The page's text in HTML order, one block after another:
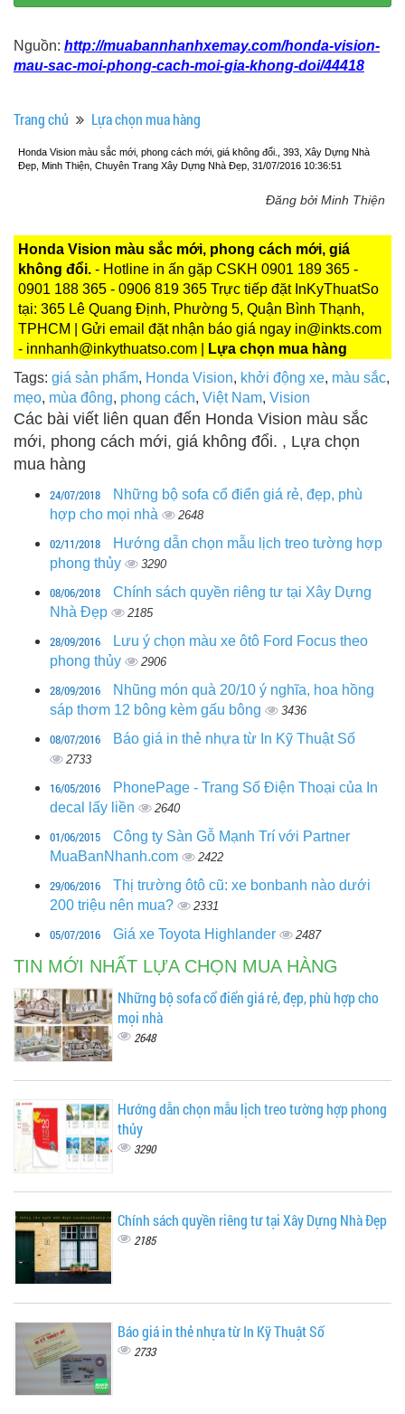
Nguồn: http://muabannhanhxemay.com/honda-vision-
mau-sac-moi-phong-cach-moi-gia-khong-doi/44418
Trang chủ Lựa chọn mua hàng
Honda Vision màu sắc mới, phong cách mới, giá không đổi., 393, Xây Dựng Nhà
Đẹp, Minh Thiện, Chuyên Trang Xây Dựng Nhà Đẹp, 31/07/2016 10:36:51
Đăng bởi Minh Thiện
Honda Vision màu sắc mới, phong cách mới, giá
không đổi. - Hotline in ấn gặp CSKH 0901 189 365 -
0901 188 365 - 0906 819 365 Trực tiếp đặt InKyThuatSo
tại: 365 Lê Quang Định, Phường 5, Quận Bình Thạnh,
TPHCM | Gửi email đặt nhận báo giá ngay in@inkts.com
- innhanh@inkythuatso.com |
Lựa chọn mua hàng
Tags: giá sản phẩm, Honda Vision, khởi động xe, màu sắc,
mẹo, mùa đông, phong cách, Việt Nam, Vision
Các bài viết liên quan đến Honda Vision màu sắc
mới, phong cách mới, giá không đổi. , Lựa chọn
mua hàng
24/07/2018
Những bộ sofa cổ điển giá rẻ, đẹp, phù
hợp cho mọi nhà
2648
02/11/2018
Hướng dẫn chọn mẫu lịch treo tường hợp
phong thủy
3290
08/06/2018
Chính sách quyền riêng tư tại Xây Dựng
Nhà Đẹp
2185
28/09/2016
Lưu ý chọn màu xe ôtô Ford Focus theo
phong thủy
2906
28/09/2016
Nhũng món quà 20/10 ý nghĩa, hoa hồng
sáp thơm 12 bông kèm gấu bông
3436
08/07/2016 Báo giá in thẻ nhựa từ In Kỹ Thuật Số
2733
16/05/2016
PhonePage - Trang Số Điện Thoại của In
decal lấy liền
2640
01/06/2015
Công ty Sàn Gỗ Mạnh Trí với Partner
MuaBanNhanh.com
2422
29/06/2016
Thị trường ôtô cũ: xe bonbanh nào dưới
200 triệu nên mua?
2331
05/07/2016 Giá xe Toyota Highlander 2487
TIN MỚI NHẤT LỰA CHỌN MUA HÀNG
Những bộ sofa cổ điển giá rẻ, đẹp, phù hợp cho
mọi nhà
2648
Hướng dẫn chọn mẫu lịch treo tường hợp phong
thủy
3290
Chính sách quyền riêng tư tại Xây Dựng Nhà Đẹp
2185
Báo giá in thẻ nhựa từ In Kỹ Thuật Số
2733